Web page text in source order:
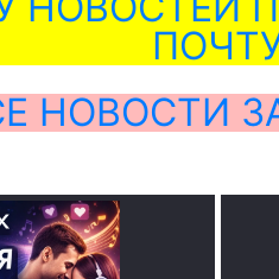
НОВОСТИ